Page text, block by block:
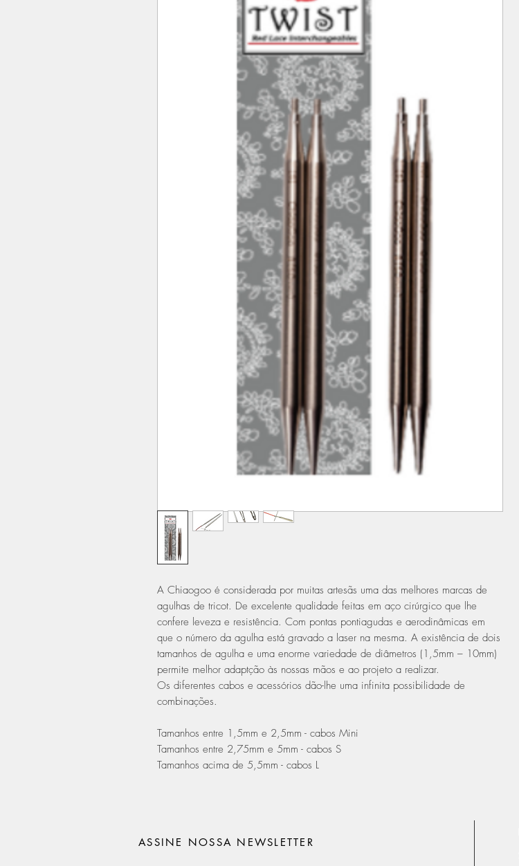
A Chiaogoo é considerada por muitas artesãs uma das melhores marcas de
agulhas de tricot. De excelente qualidade feitas em aço cirúrgico que lhe
confere leveza e resistência. Com pontas pontiagudas e aerodinâmicas em
que o número da agulha está gravado a laser na mesma. A existência de dois
tamanhos de agulha e uma enorme variedade de diâmetros (1,5mm – 10mm)
permite melhor adaptção às nossas mãos e ao projeto a realizar.
Os diferentes cabos e acessórios dão-lhe uma infinita possibilidade de
combinações.
Tamanhos entre 1,5mm e 2,5mm - cabos Mini
Tamanhos entre 2,75mm e 5mm - cabos S
Tamanhos acima de 5,5mm - cabos L
ASSINE NOSSA NEWSLETTER